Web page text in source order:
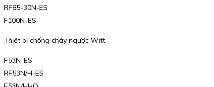
RF85-30N-ES
F100N-ES
Thiết bị chống cháy ngược Witt
F53N-ES
RF53N/H-ES